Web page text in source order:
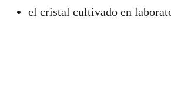
el cristal cultivado en